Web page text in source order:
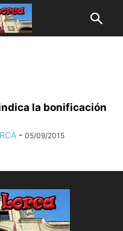
la bonificación
- 05/09/2015